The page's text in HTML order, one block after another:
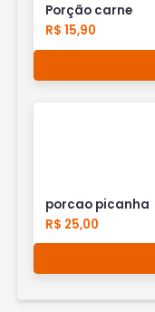
Porção carne
R$ 15,90
porcao picanha
R$ 25,00